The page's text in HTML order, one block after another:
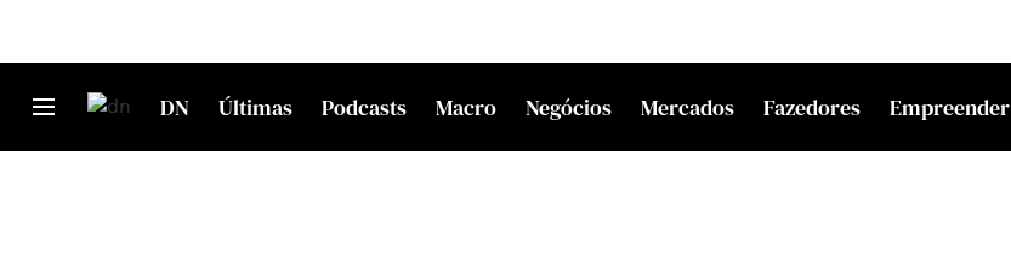
DN Últimas Podcasts Macro Negócios Mercados Fazedores Empreender